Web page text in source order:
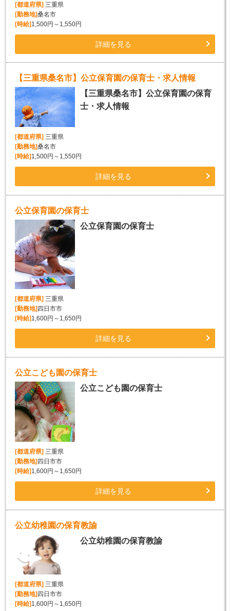
[都道府県]三重県
[勤務地]桑名市
[時給]1,500円～1,550円
詳細を見る
【三重県桑名市】公立保育園の保育士・求人情報
【三重県桑名市】公立保育園の保育
士・求人情報
[都道府県] 三重県
[勤務地]桑名市
[時給] 1,500円～1,550円
詳細を見る
公立保育園の保育士
公立保育園の保育士
[都道府県] 三重県
[勤務地] 四日市市
[時給] 1,600円～1,650円
詳細を見る
公立こども園の保育士
公立こども園の保育士
[都道府県] 三重県
[勤務地] 四日市市
[時給] 1,600円～1,650円
詳細を見る
公立幼稚園の保育教諭
公立幼稚園の保育教諭
[都道府県] 三重県
[勤務地] 四日市市
[時給] 1,600円～1,650円